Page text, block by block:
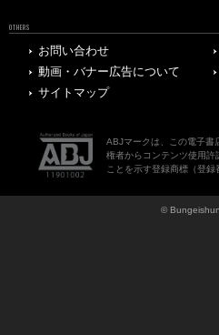
OTHERS
お問い合わせ
動画・バナー広告について
サイトマップ
ABJマークは、この電子書
権者からコンテンツ使用許
ことを示す登録商標（登録
©